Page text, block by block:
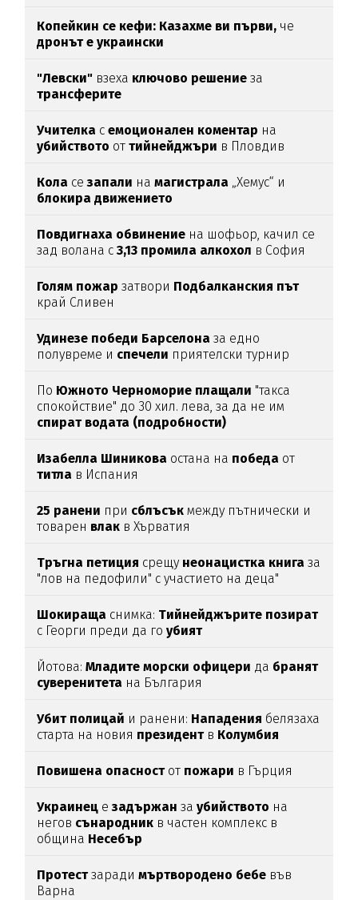
Копейкин се кефи: Казахме ви първи, че
дронът е украински
"Левски" взеха ключово решение за
трансферите
Учителка семоционален коментар на
убийството оттийнейджъри в Пловдив
Кола сезапали намагистрала „Хемус“ и
блокира движението
Повдигнаха обвинение на шофьор, качил се
зад волана с3,13 промила алкохол в София
Голям пожар затвори Подбалканския път
край Сливен
Удинезе победи Барселона за едно
полувреме и спечели приятелски турнир
По Южното Черноморие плащали "такса
спокойствие" до 30 хил. лева, за да не им
спират водата (подробности)
Изабелла Шиникова остана на победа от
титла в Испания
25 ранени при сблъсък между пътнически и
товарен влак в Хърватия
Тръгна петиция срещу неонацистка книга за
"лов на педофили" с участието на деца"
Шокираща снимка: Тийнейджърите позират
с Георги преди да гоубият
Йотова:Младите морски офицери да бранят
суверенитета на България
Убит полицай и ранени: Нападения белязаха
старта на новия президентв Колумбия
Повишена опасностот пожари в Гърция
Украинец езадържан заубийството на
негов сънародник в частен комплекс в
община Несебър
Протестзарадимъртвородено бебе във
Варна